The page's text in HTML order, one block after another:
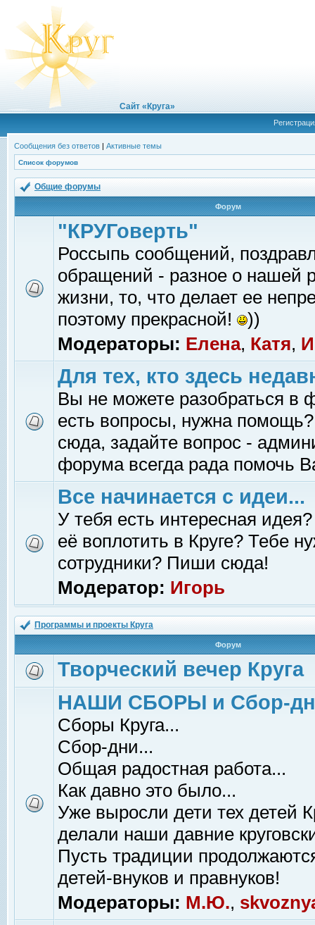
Сайт «Круга»
Сообщения без ответов | Активные темы
Список форумов
Общие форумы
Форум
"КРУГоверть"
Россыпь сообщений,
обращений - разное о нашей
жизни, то, что делает ее
поэтому прекрасной!
))
Модераторы: Елена, Катя,
Для тех, кто здесь
Вы не можете разобраться в
есть вопросы, нужна помощь?
сюда, задайте вопрос -
форума всегда рада помочь
Все начинается с идеи...
У тебя есть интересная
её воплотить в Круге? Тебе
сотрудники? Пиши сюда!
Модератор: Игорь
Программы и проекты Круга
Форум
Творческий вечер Круга
НАШИ СБОРЫ и Сбор-
Сборы Круга...
Сбор-дни...
Общая радостная работа...
Как давно это было...
Уже выросли дети тех детей
делали наши давние
Пусть традиции
детей-внуков и правнуков!
Модераторы: М.Ю.,